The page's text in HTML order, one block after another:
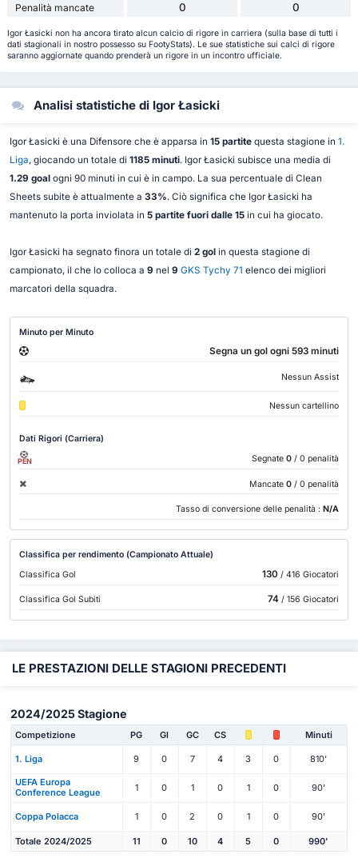
Penalità mancate 0 0
Igor Łasicki non ha ancora tirato alcun calcio di rigore in carriera (sulla base di tutti i
dati stagionali in nostro possesso su FootyStats). Le sue statistiche sui calci di rigore
saranno aggiornate quando prenderà un rigore in un incontro ufficiale.
Analisi statistiche di Igor Łasicki
Igor Łasicki è una Difensore che è apparsa in 15 partitequesta stagione in 1.
Liga, giocando un totale di 1185 minuti. Igor Łasicki subisce una media di
1.29 goalogni 90 minuti in cui è in campo. La sua percentuale di Clean
Sheets subite è attualmente a 33%. Ciò significa che Igor Łasicki ha
mantenuto la porta inviolata in 5 partite fuori dalle 15in cui ha giocato.
Igor Łasicki ha segnato finora un totale di 2 golin questa stagione di
campionato, il che lo colloca a 9 nel 9 GKS Tychy 71 elenco dei migliori
marcatori della squadra.
Minuto per Minuto
Segna un gol ogni 593 minuti
Nessun Assist
Nessun cartellino
Dati Rigori (Carriera)
PEN Segnate 0 / 0 penalità
Mancate 0 / 0 penalità
Tasso di conversione delle penalità : N/A
Classifica per rendimento (Campionato Attuale)
Classifica Gol
130 / 416 Giocatori
Classifica Gol Subiti 74/ 156 Giocatori
LE PRESTAZIONI DELLE STAGIONI PRECEDENTI
2024/2025 Stagione
Competizione PG Gl GC CS Minuti
1. Liga 9 0 7 4 3 0 810'
UEFA Europa
Conference League
1 0 1 0 1 0 90'
Coppa Polacca 1 0 2 0 1 0 90'
Totale 2024/2025 11 0 10 4 5 0 990'